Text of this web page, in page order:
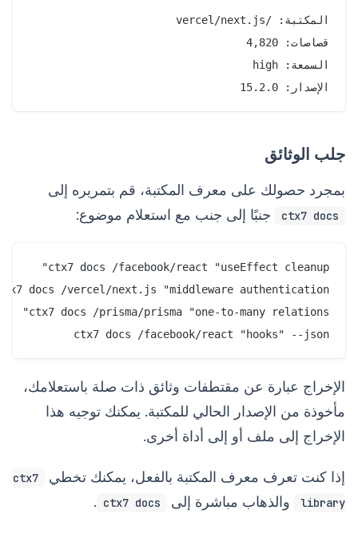
الإصدار: 15.2.0
جلب الوثائق
بمجرد حصولك على معرف المكتبة، قم بتمريره إلى
ctx7 docs جنبًا إلى جنب مع استعلام موضوع:
ctx7 docs /facebook/react "hooks" --json
الإخراج عبارة عن مقتطفات وثائق ذات صلة باستعلامك،
مأخوذة من الإصدار الحالي للمكتبة. يمكنك توجيه هذا
الإخراج إلى ملف أو إلى أداة أخرى.
إذا كنت تعرف معرف المكتبة بالفعل، يمكنك تخطي
ctx7
library
والذهاب مباشرة إلى ctx7 docs
.